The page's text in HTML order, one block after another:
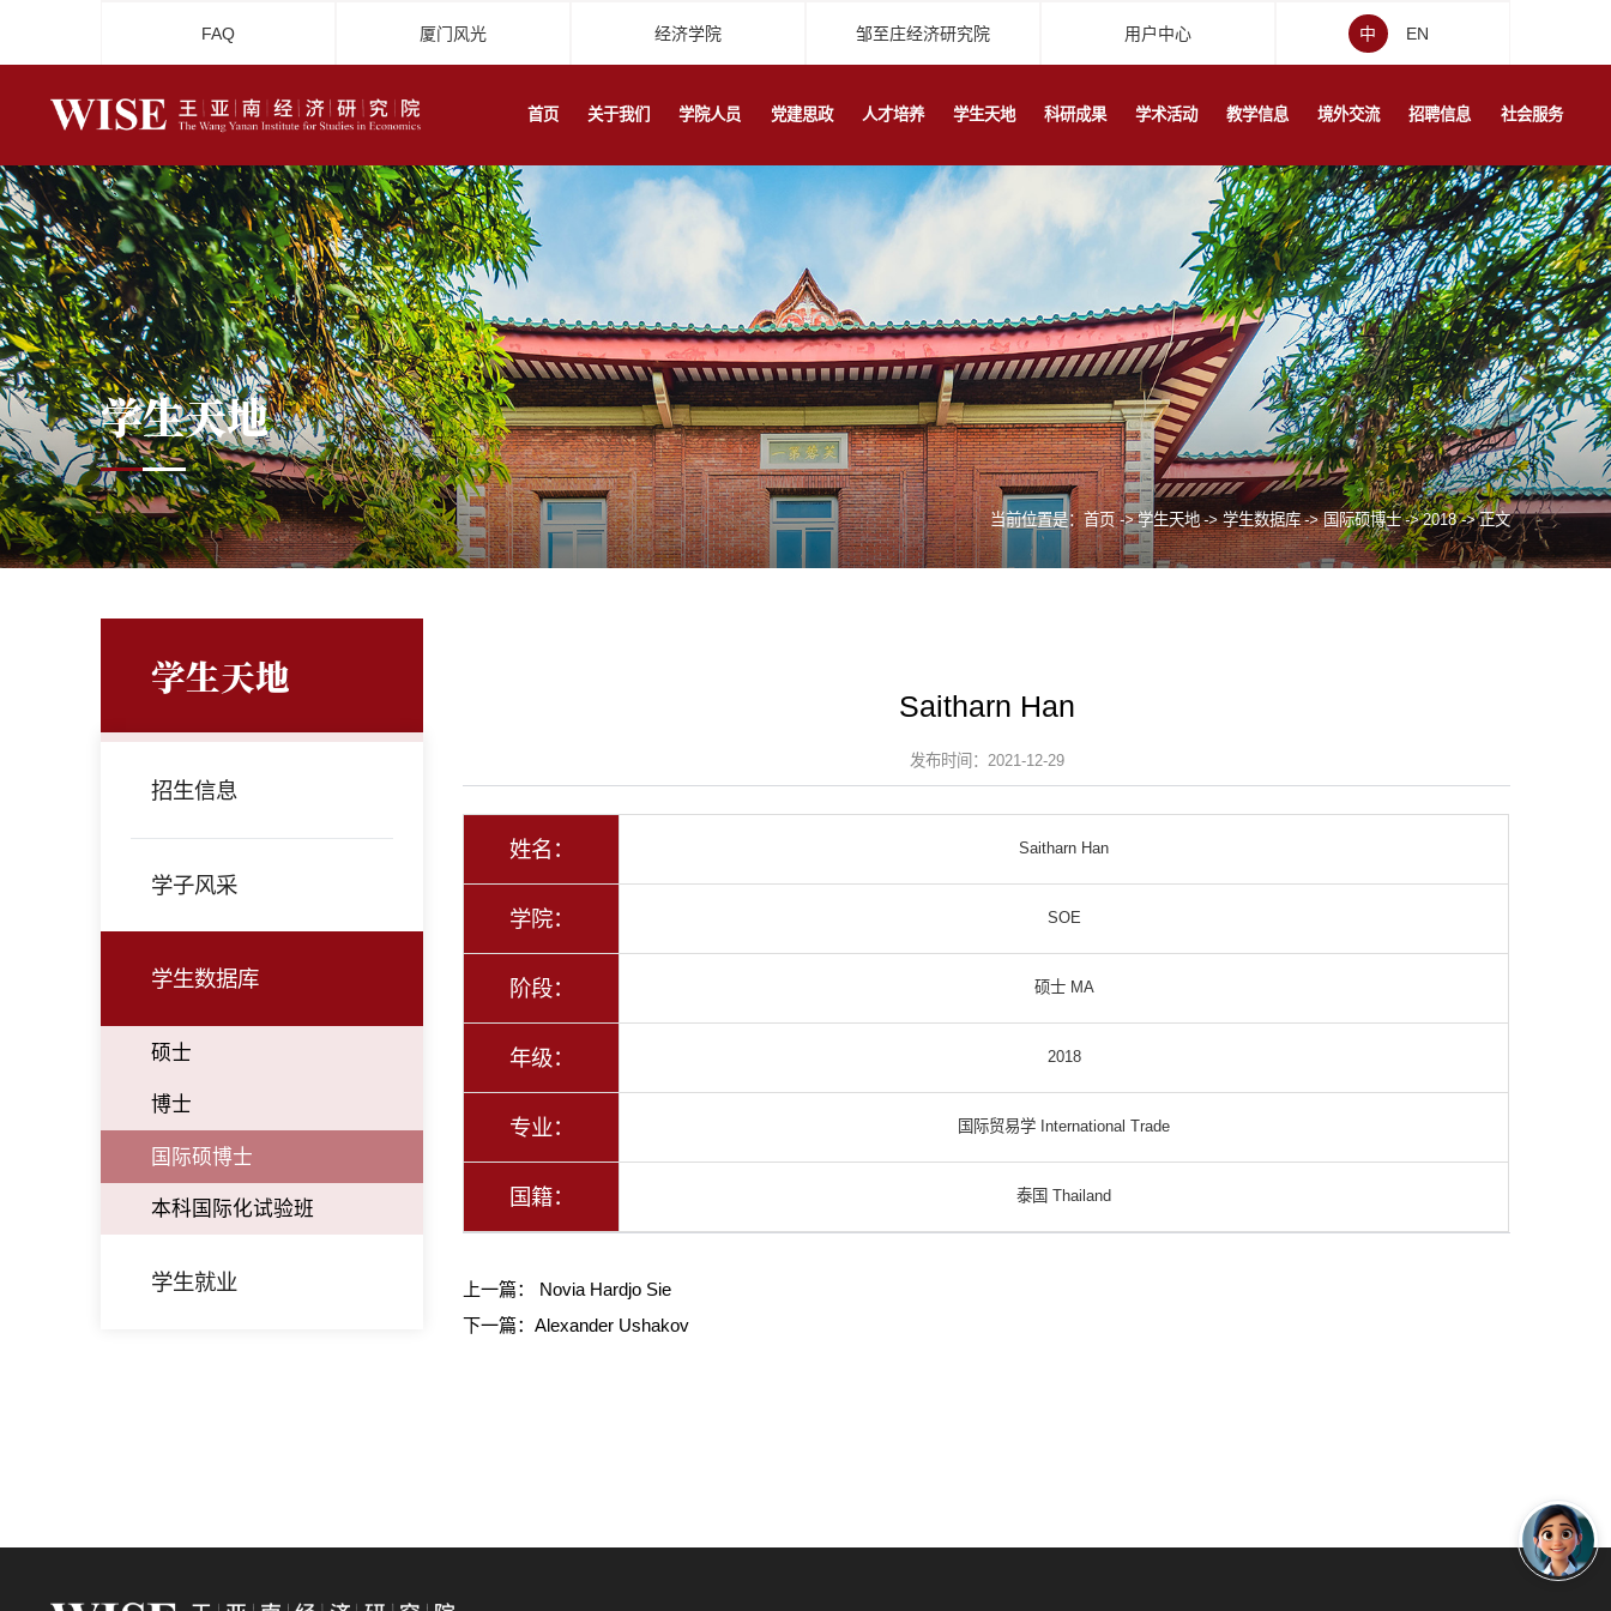
FAQ 厦门风光 经济学院 邹至庄经济研究院 用户中心 中 EN
首页 关于我们 学院人员 党建思政 人才培养 学生天地 科研成果 学术活动 教学信息 境外交流 招聘信息 社会服务
学生天地
当前位置是：首页 -> 学生天地 -> 学生数据库 -> 国际硕博士 -> 2018 -> 正文
学生天地
招生信息
学子风采
学生数据库
硕士
博士
国际硕博士
本科国际化试验班
学生就业
Saitharn Han
发布时间：2021-12-29
姓名： Saitharn Han
学院： SOE
阶段： 硕士 MA
年级： 2018
专业： 国际贸易学 International Trade
国籍： 泰国 Thailand
上一篇： Novia Hardjo Sie
下一篇：Alexander Ushakov